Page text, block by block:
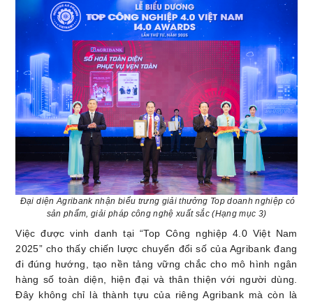
Đại diện Agribank nhận biểu trưng giải thưởng Top doanh nghiệp có
sản phẩm, giải pháp công nghệ xuất sắc (Hạng mục 3)
Việc được vinh danh tại “Top Công nghiệp 4.0 Việt Nam
2025” cho thấy chiến lược chuyển đổi số của Agribank đang
đi đúng hướng, tạo nền tảng vững chắc cho mô hình ngân
hàng số toàn diện, hiện đại và thân thiện với người dùng.
Đây không chỉ là thành tựu của riêng Agribank mà còn là